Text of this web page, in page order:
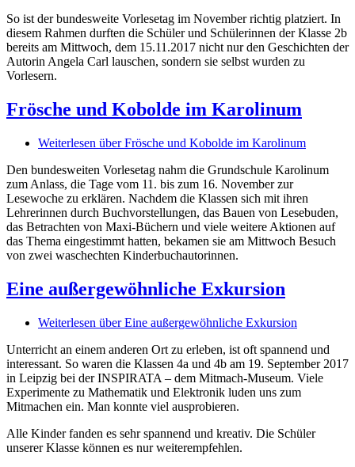
So ist der bundesweite Vorlesetag im November richtig platziert. In
diesem Rahmen durften die Schüler und Schülerinnen der Klasse 2b
bereits am Mittwoch, dem 15.11.2017 nicht nur den Geschichten der
Autorin Angela Carl lauschen, sondern sie selbst wurden zu
Vorlesern.
Frösche und Kobolde im Karolinum
Weiterlesen über Frösche und Kobolde im Karolinum
Den bundesweiten Vorlesetag nahm die Grundschule Karolinum
zum Anlass, die Tage vom 11. bis zum 16. November zur
Lesewoche zu erklären. Nachdem die Klassen sich mit ihren
Lehrerinnen durch Buchvorstellungen, das Bauen von Lesebuden,
das Betrachten von Maxi-Büchern und viele weitere Aktionen auf
das Thema eingestimmt hatten, bekamen sie am Mittwoch Besuch
von zwei waschechten Kinderbuchautorinnen.
Eine außergewöhnliche Exkursion
Weiterlesen über Eine außergewöhnliche Exkursion
Unterricht an einem anderen Ort zu erleben, ist oft spannend und
interessant. So waren die Klassen 4a und 4b am 19. September 2017
in Leipzig bei der INSPIRATA – dem Mitmach-Museum. Viele
Experimente zu Mathematik und Elektronik luden uns zum
Mitmachen ein. Man konnte viel ausprobieren.
Alle Kinder fanden es sehr spannend und kreativ. Die Schüler
unserer Klasse können es nur weiterempfehlen.